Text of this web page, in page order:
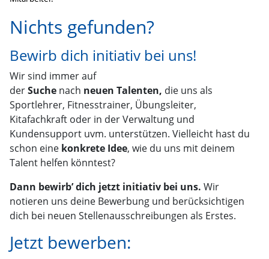
Nichts gefunden?
Bewirb dich initiativ bei uns!
Wir sind immer auf
derSuche nach neuen Talenten, die uns als
Sportlehrer, Fitnesstrainer, Übungsleiter,
Kitafachkraft oder in der Verwaltung und
Kundensupport uvm. unterstützen. Vielleicht hast du
schon eine konkrete Idee, wie du uns mit deinem
Talent helfen könntest?
Dann bewirb’ dich jetzt initiativ bei uns. Wir
notieren uns deine Bewerbung und berücksichtigen
dich bei neuen Stellenausschreibungen als Erstes.
Jetzt bewerben: